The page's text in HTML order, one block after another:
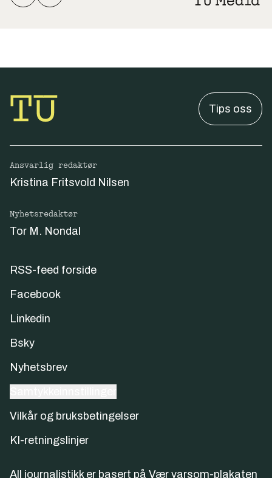
Tips oss
Ansvarlig redaktør
Kristina Fritsvold Nilsen
Nyhetsredaktør
Tor M. Nondal
RSS-feed forside
Facebook
Linkedin
Bsky
Nyhetsbrev
Vilkår og bruksbetingelser
KI-retningslinjer
All journalistikk er basert på Vær varsom-plakaten